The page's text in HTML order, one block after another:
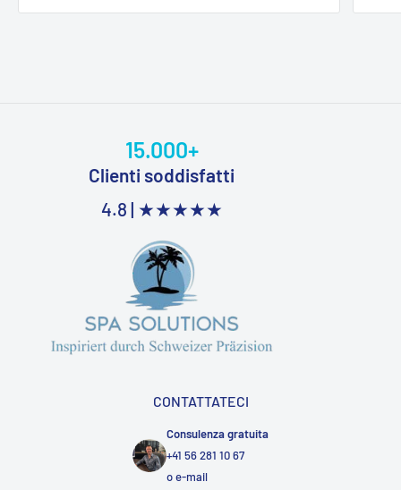
15.000+
Clienti soddisfatti
4.8 | ★★★★★
CONTATTATECI
Consulenza gratuita
+41 56 281 10 67
oe-mail